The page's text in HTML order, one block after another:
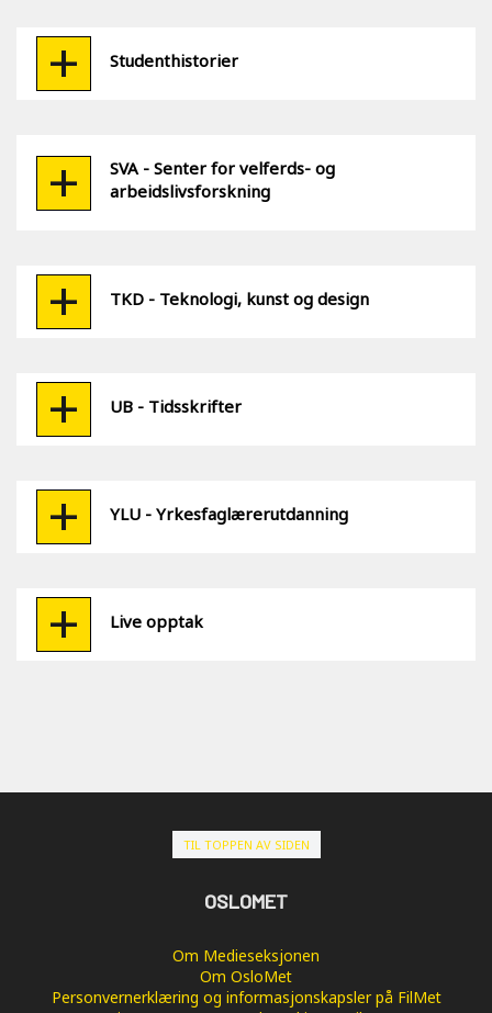
Studenthistorier
SVA - Senter for velferds- og
arbeidslivsforskning
TKD - Teknologi, kunst og design
UB - Tidsskrifter
YLU - Yrkesfaglærerutdanning
Live opptak
TIL TOPPEN AV SIDEN
OSLOMET
Om Medieseksjonen
Om OsloMet
Personvernerklæring og informasjonskapsler på FilMet